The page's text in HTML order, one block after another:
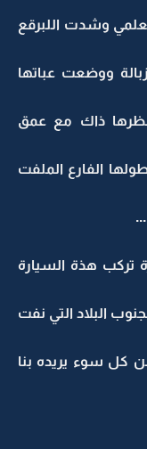
وشدت اللبرقع
ووضعت عباتها
ذاك مع عمق
الفارع الملفت
تركب هذة السيارة
البلاد التي نفت
كل سوء يريده بنا